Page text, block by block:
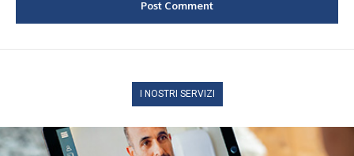
I NOSTRI SERVIZI